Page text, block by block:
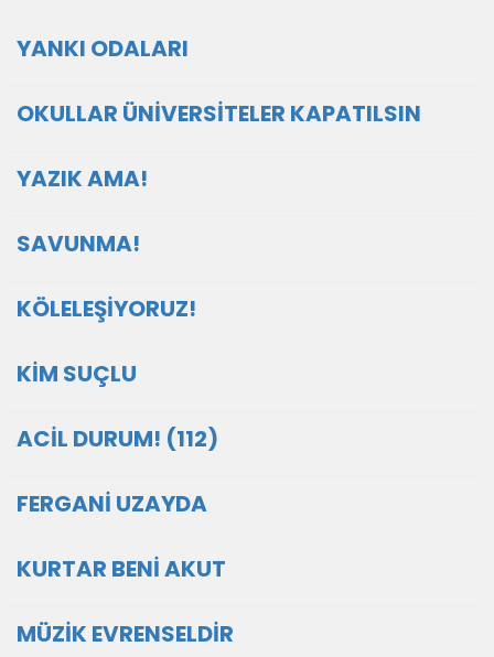
YANKI ODALARI
OKULLAR ÜNİVERSİTELER KAPATILSIN
YAZIK AMA!
SAVUNMA!
KÖLELEŞİYORUZ!
KİM SUÇLU
ACİL DURUM! (112)
FERGANİ UZAYDA
KURTAR BENİ AKUT
MÜZİK EVRENSELDİR